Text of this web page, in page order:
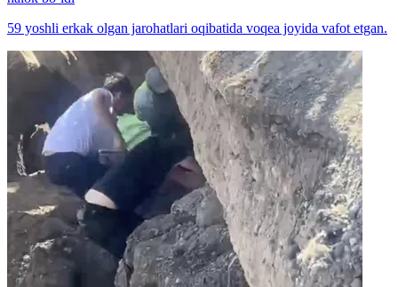
59 yoshli erkak olgan jarohatlari oqibatida voqea joyida vafot etgan.